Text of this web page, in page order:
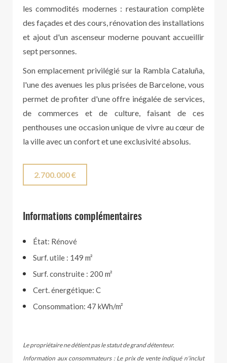
les commodités modernes : restauration complète
des façades et des cours, rénovation des installations
et ajout d'un ascenseur moderne pouvant accueillir
sept personnes.
Son emplacement privilégié sur la Rambla Cataluña,
l'une des avenues les plus prisées de Barcelone, vous
permet de profiter d'une offre inégalée de services,
de commerces et de culture, faisant de ces
penthouses une occasion unique de vivre au cœur de
la ville avec un confort et une exclusivité absolus.
2.700.000 €
Informations complémentaires
État: Rénové
Surf. utile : 149 m²
Surf. construite : 200 m²
Cert. énergétique: C
Consommation: 47 kWh/m²
Le propriétaire ne détient pas le statut de grand détenteur.
Information aux consommateurs : Le prix de vente indiqué n'inclut